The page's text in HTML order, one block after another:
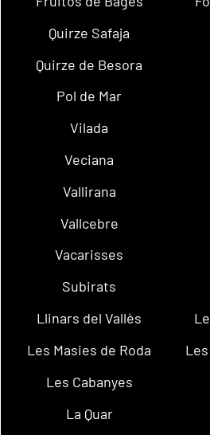
Quirze Safaja
Quirze de Besora
Pol de Mar
Vilada
Veciana
Vallirana
Vallcebre
Vacarisses
Subirats
Llinars del Vallès
Les Masies de Roda
Les Cabanyes
La Quar